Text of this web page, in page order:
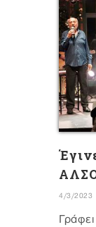
4/3/2023